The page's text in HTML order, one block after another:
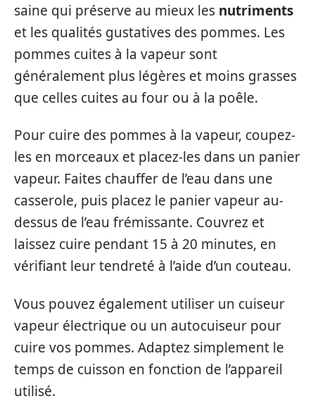
saine qui préserve au mieux les nutriments
et les qualités gustatives des pommes. Les
pommes cuites à la vapeur sont
généralement plus légères et moins grasses
que celles cuites au four ou à la poêle.
Pour cuire des pommes à la vapeur, coupez-
les en morceaux et placez-les dans un panier
vapeur. Faites chauffer de l’eau dans une
casserole, puis placez le panier vapeur au-
dessus de l’eau frémissante. Couvrez et
laissez cuire pendant 15 à 20 minutes, en
vérifiant leur tendreté à l’aide d’un couteau.
Vous pouvez également utiliser un cuiseur
vapeur électrique ou un autocuiseur pour
cuire vos pommes. Adaptez simplement le
temps de cuisson en fonction de l’appareil
utilisé.